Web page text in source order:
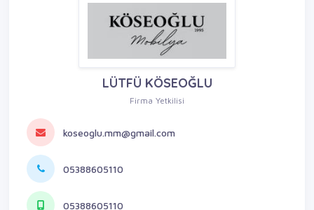
LÜTFÜ KÖSEOĞLU
Firma Yetkilisi
koseoglu.mm@gmail.com
05388605110
05388605110